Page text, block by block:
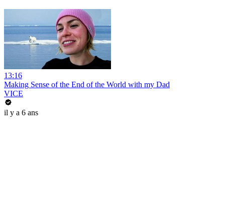
13:16
Making Sense of the End of the World with my Dad
VICE
il y a 6 ans